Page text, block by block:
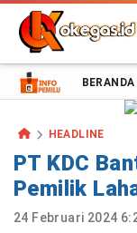
Oke Gas
BERANDA
HEADLINE
PT KDC
Pemilik
24 Februari 2024